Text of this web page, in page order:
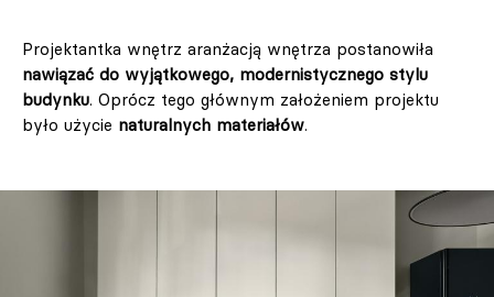
Projektantka wnętrz aranżacją wnętrza postanowiła
nawiązać do wyjątkowego, modernistycznego stylu
budynku. Oprócz tego głównym założeniem projektu
było użycie naturalnych materiałów.